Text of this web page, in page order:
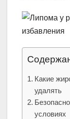
Какие
удалять
условиях